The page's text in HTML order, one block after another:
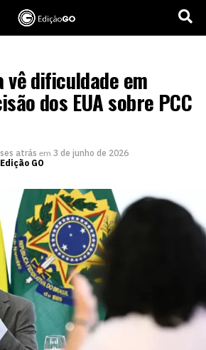
vê dificuldade em
dos EUA sobre PCC
atrás em 3 de junho de 2026
GO